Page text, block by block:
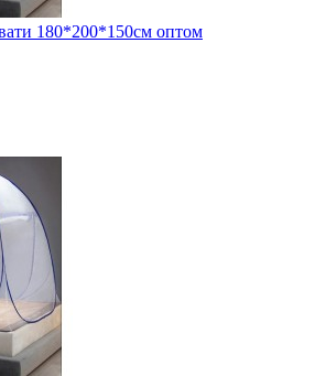
180*200*150см оптом